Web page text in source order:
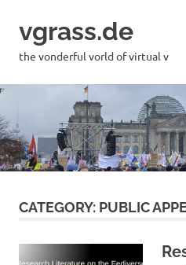
content
vgrass.de
the vonderful vorld of virtual v
CATEGORY: PUBLIC